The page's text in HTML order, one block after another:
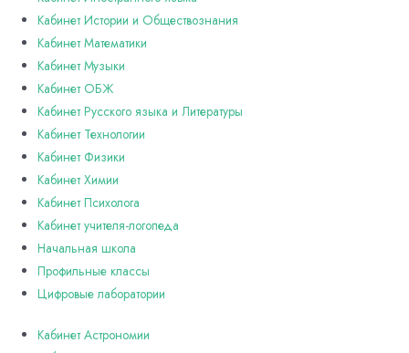
Кабинет Истории и Обществознания
Кабинет Математики
Кабинет Музыки
Кабинет ОБЖ
Кабинет Русского языка и Литературы
Кабинет Технологии
Кабинет Физики
Кабинет Химии
Кабинет Психолога
Кабинет учителя-логопеда
Начальная школа
Профильные классы
Цифровые лаборатории
Кабинет Астрономии